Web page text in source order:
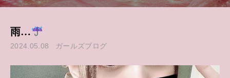
雨…
2024.05.08 ガールズブログ